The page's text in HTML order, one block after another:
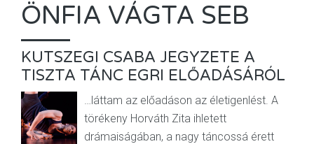
ÖNFIA VÁGTA SEB
KUTSZEGI CSABA JEGYZETE A
TISZTA TÁNC EGRI ELŐADÁSÁRÓL
…láttam az előadáson az életigenlést. A
törékeny Horváth Zita ihletett
drámaiságában, a nagy táncossá érett